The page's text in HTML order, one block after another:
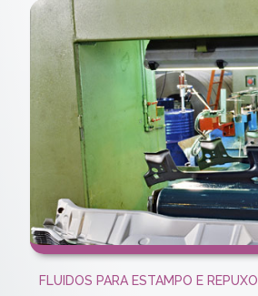
FLUIDOS PARA ESTAMPO E REPUXO